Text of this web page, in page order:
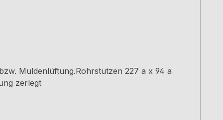
Muldenlüftung.Rohrstutzen 227 a x 94 a
zerlegt